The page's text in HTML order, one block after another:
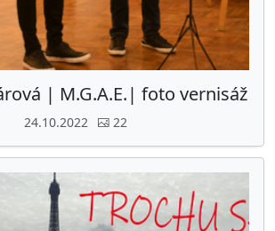
| M.G.A.E.| foto vernisáž
24.10.2022 22